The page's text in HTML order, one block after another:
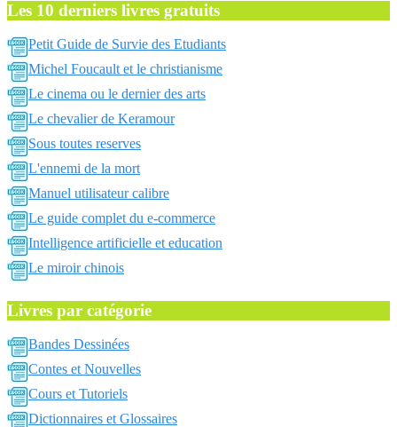
Les 10 derniers livres gratuits
Petit Guide de Survie des Etudiants
Michel Foucault et le christianisme
Le cinema ou le dernier des arts
Le chevalier de Keramour
Sous toutes reserves
L'ennemi de la mort
Manuel utilisateur calibre
Le guide complet du e-commerce
Intelligence artificielle et education
Le miroir chinois
Livres par catégorie
Bandes Dessinées
Contes et Nouvelles
Cours et Tutoriels
Dictionnaires et Glossaires